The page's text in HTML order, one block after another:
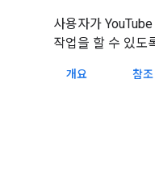
사용자가
작업을 할 수 있도
개요 참조